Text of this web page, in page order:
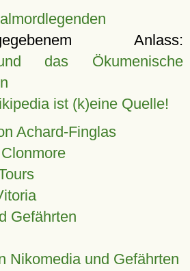
Anlass:
das Ökumenische
ist (k)eine Quelle!
Achard-Finglas
Gefährten
Nikomedia und Gefährten